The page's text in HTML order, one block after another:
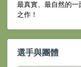
最真實、最自然的
之作！
選手與團體